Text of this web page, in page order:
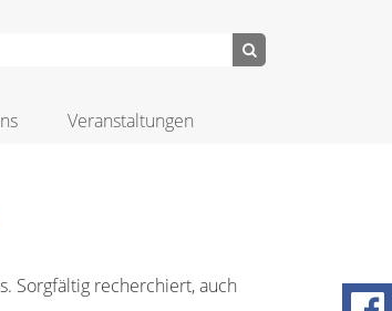
Veranstaltungen
Sorgfältig recherchiert, auch